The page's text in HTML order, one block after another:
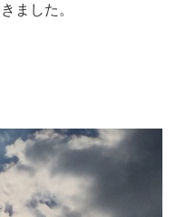
ました。